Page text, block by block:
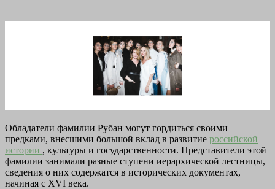
Обладатели фамилии Рубан могут гордиться своими
предками, внесшими большой вклад в развитие российской
истории , культуры и государственности. Представители этой
фамилии занимали разные ступени иерархической лестницы,
сведения о них содержатся в исторических документах,
начиная с XVI века.